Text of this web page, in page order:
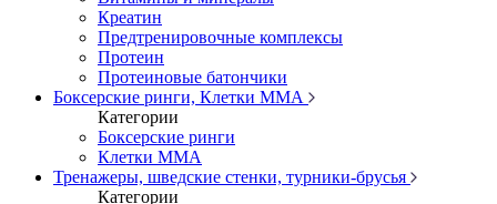
Креатин
Предтренировочные комплексы
Протеин
Протеиновые батончики
Боксерские ринги, Клетки ММА
Категории
Боксерские ринги
Клетки ММА
Тренажеры, шведские стенки, турники-брусья
Категории